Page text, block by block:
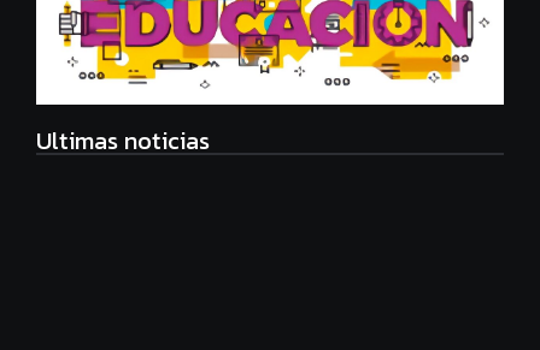
Ultimas noticias